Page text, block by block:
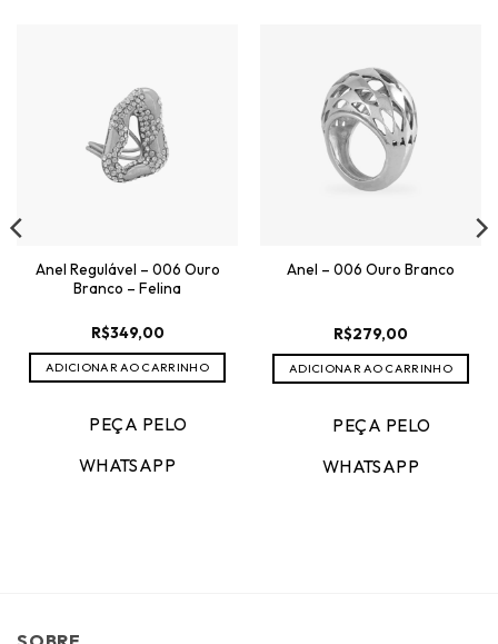
Anel Regulável – 006 Ouro
Branco – Felina
R$349,00
ADICIONAR AO CARRINHO
PEÇA PELO
WHATSAPP
Anel – 006 Ouro Branco
R$279,00
ADICIONAR AO CARRINHO
PEÇA PELO
WHATSAPP